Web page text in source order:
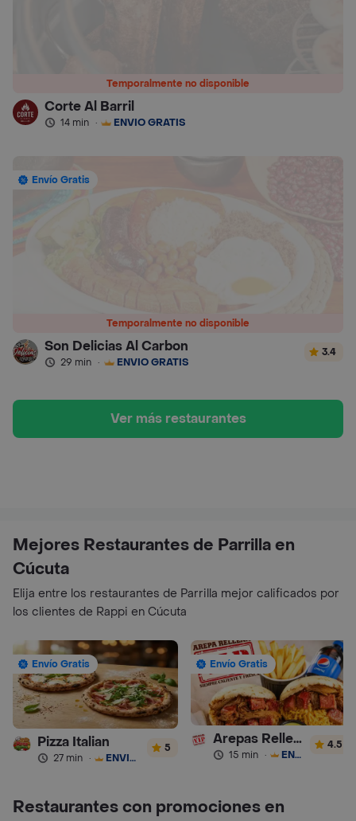
Temporalmente no disponible
Corte Al Barril
14 min · ENVÍO GRATIS
Temporalmente no disponible
Envío Gratis
Son Delicias Al Carbon
29 min · ENVÍO GRATIS
3.4
Ver más restaurantes
Mejores Restaurantes de Parrilla en
Cúcuta
Elija entre los restaurantes de Parrilla mejor calificados por
los clientes de Rappi en Cúcuta
Envío Gratis
Pizza Italian
27 min · ENVÍO GRATIS
5
Envío Gratis
Arepas Rellenas Vip
15 min · ENVÍO GRATIS
4.5
Restaurantes con promociones en